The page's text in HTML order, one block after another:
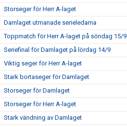
Storseger för Herr A-laget
Damlaget utmanade serieledarna
Toppmatch för Herr A-laget på söndag 15/9
Seriefinal för Damlaget på lördag 14/9
Viktig seger för Herr A-laget
Stark bortaseger för Damlaget
Storseger för Damlaget
Storseger för Herr A-laget
Stark vändning av Damlaget